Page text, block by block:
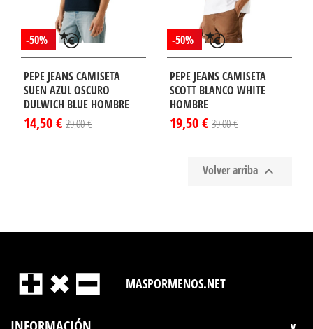
-50%
PEPE JEANS CAMISETA
SUEN AZUL OSCURO
DULWICH BLUE HOMBRE
14,50 € 29,00 €
-50%
PEPE JEANS CAMISETA
SCOTT BLANCO WHITE
HOMBRE
19,50 € 39,00 €
Volver arriba 
MASPORMENOS.NET